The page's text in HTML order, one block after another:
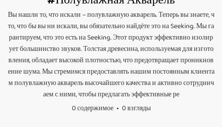
Вы нашли то, что искали – полувлажную акварель. Теперь вы знаете, ч
то, что бы вы ни искали, вы обязательно найдёте это на Seeking. Мы га
рантируем, что это есть на Seeking. Этот продукт эффективно изолир
ует большинство звуков. Толстая древесина, используемая для изгото
вления, обладает высокой плотностью, что предотвращает проникнов
ение шума. Мы стремимся предоставлять нашим постоянным клиента
м полувлажную акварель высочайшего качества и активно сотруднич
аем с ними, чтобы предлагать эффективные ре
0 содержимое
0 взгляды